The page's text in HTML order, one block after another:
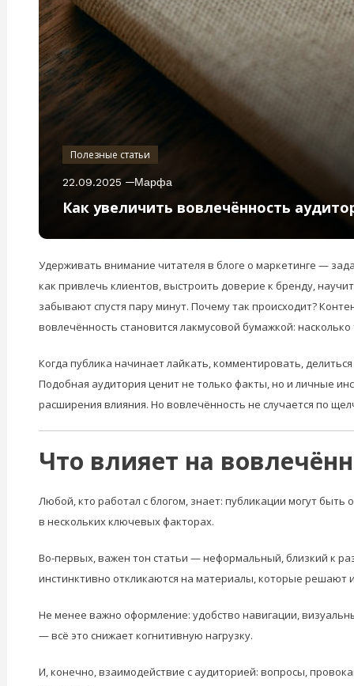
Полезные статьи
22.09.2025 Марфа
Как увеличить вовлечённость
Удерживать внимание читателя в блоге о маркетинге —
как привлечь клиентов, выстроить доверие к бренду,
забывают спустя пару минут. Почему так происходит?
вовлечённость становится лакмусовой бумажкой:
Когда публика начинает лайкать, комментировать,
Подобная аудитория ценит не только факты, но и личные
расширения влияния. Но вовлечённость не случается по
Что влияет на
Любой, кто работал с блогом, знает: публикации могут
в нескольких ключевых факторах.
Во-первых, важен тон статьи — неформальный, близкий к
инстинктивно откликаются на материалы, которые решают
Не менее важно оформление: удобство навигации,
— всё это снижает когнитивную нагрузку.
И, конечно, взаимодействие с аудиторией: вопросы,